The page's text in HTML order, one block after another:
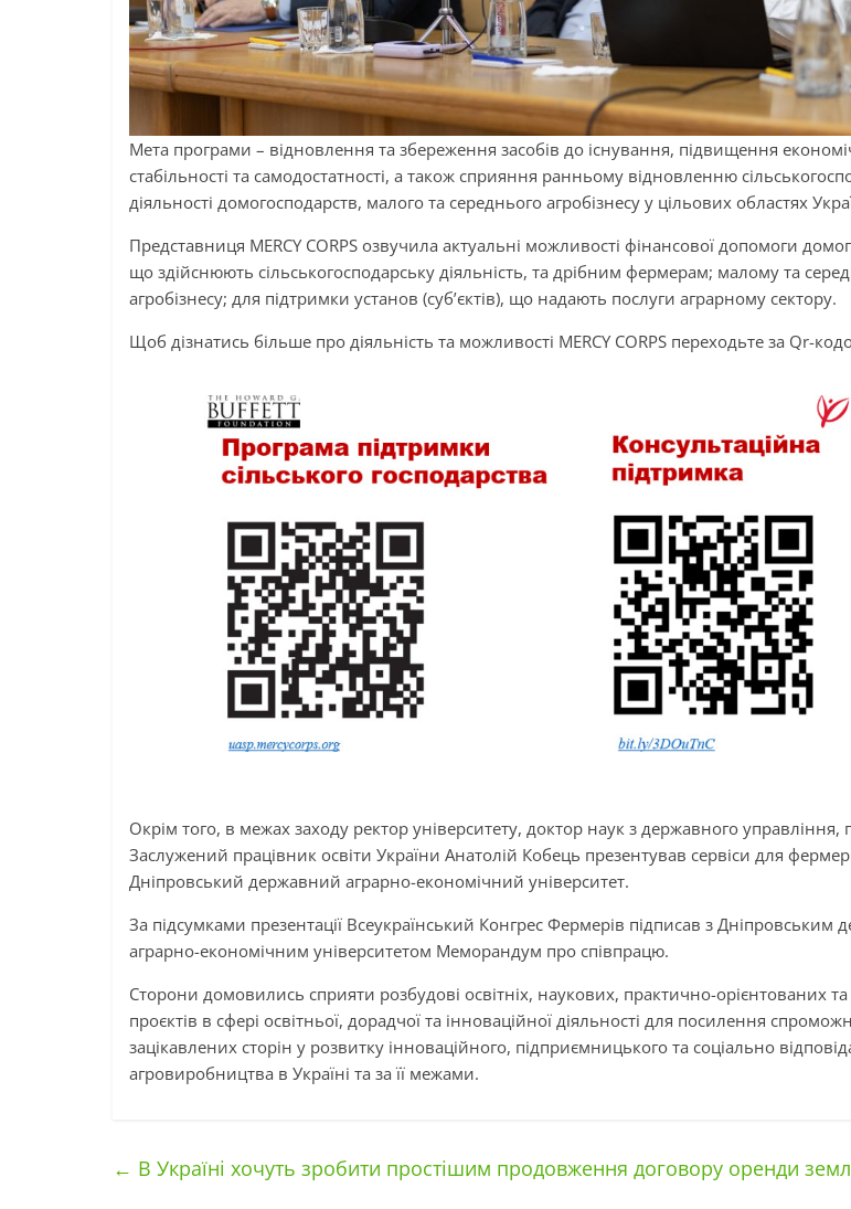
Мета програми – відновлення та збереження засобів до існування, підвищення
стабільності та самодостатності, а також сприяння ранньому відновленню
діяльності домогосподарств, малого та середнього агробізнесу у цільових областях
Представниця MERCY CORPS озвучила актуальні можливості фінансової допомоги
що здійснюють сільськогосподарську діяльність, та дрібним фермерам; малому та
агробізнесу; для підтримки установ (суб’єктів), що надають послуги аграрному сектору.
Щоб дізнатись більше про діяльність та можливості MERCY CORPS переходьте за Qr-
Окрім того, в межах заходу ректор університету, доктор наук з державного управління,
Заслужений працівник освіти України Анатолій Кобець презентував сервіси для
Дніпровський державний аграрно-економічний університет.
За підсумками презентації Всеукраїнський Конгрес Фермерів підписав з Дніпровським
аграрно-економічним університетом Меморандум про співпрацю.
Сторони домовились сприяти розбудові освітніх, наукових, практично-орієнтованих та
проєктів в сфері освітньої, дорадчої та інноваційної діяльності для посилення
зацікавлених сторін у розвитку інноваційного, підприємницького та соціально
агровиробництва в Україні та за її межами.
← В Україні хочуть зробити простішим продовження договору оренди